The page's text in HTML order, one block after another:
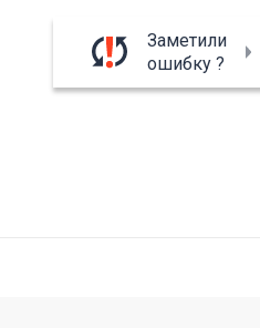
Заметили
ошибку ?